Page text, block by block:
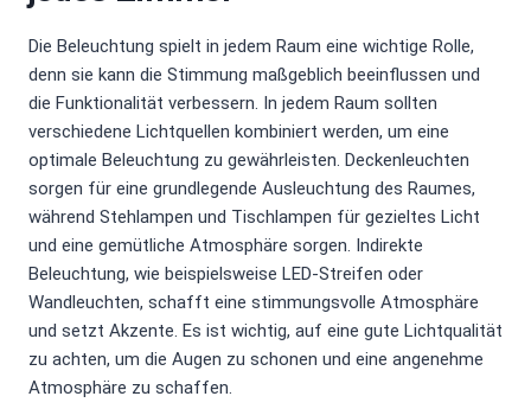
Die Beleuchtung spielt in jedem Raum eine wichtige Rolle,
denn sie kann die Stimmung maßgeblich beeinflussen und
die Funktionalität verbessern. In jedem Raum sollten
verschiedene Lichtquellen kombiniert werden, um eine
optimale Beleuchtung zu gewährleisten. Deckenleuchten
sorgen für eine grundlegende Ausleuchtung des Raumes,
während Stehlampen und Tischlampen für gezieltes Licht
und eine gemütliche Atmosphäre sorgen. Indirekte
Beleuchtung, wie beispielsweise LED-Streifen oder
Wandleuchten, schafft eine stimmungsvolle Atmosphäre
und setzt Akzente. Es ist wichtig, auf eine gute Lichtqualität
zu achten, um die Augen zu schonen und eine angenehme
Atmosphäre zu schaffen.